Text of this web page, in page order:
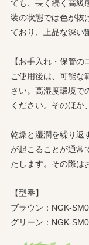
ても、長く続く高級
装の状態では色が抜
ており、上品な深い
【お手入れ・保管の
ご使用後は、可能な
さい。高湿度環境で
ください。そのほか
乾燥と湿潤を繰り返
が起こることが通常
たします。その際は
【型番】
ブラウン：NGK-
グリーン：NGK-